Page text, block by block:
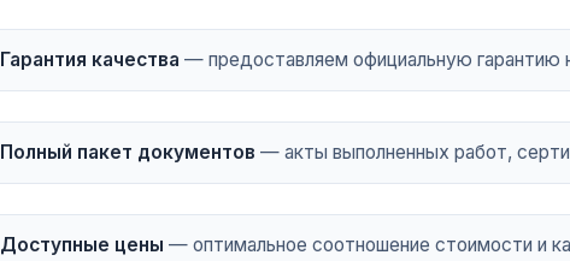
Гарантия качества — предоставляем официальную гарантию
Полный пакет документов — акты выполненных работ,
Доступные цены — оптимальное соотношение стоимости и